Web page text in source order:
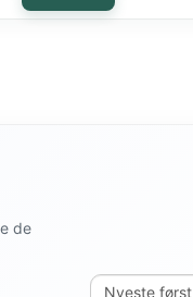
de
Sortér